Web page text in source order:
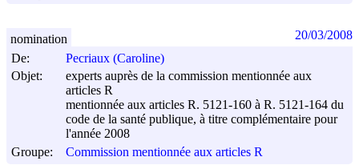
De:
Pecriaux (Caroline)
Objet:
experts auprès de la commission mentionnée aux
articles R
mentionnée aux articles R. 5121-160 à R. 5121-164 du
code de la santé publique, à titre complémentaire pour
l'année 2008
Groupe:
Commission mentionnée aux articles R
nomination 20/03/2008